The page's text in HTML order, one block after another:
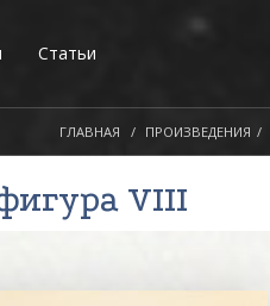
Статьи
ГЛАВНАЯ ПРОИЗВЕДЕНИЯ
VIII